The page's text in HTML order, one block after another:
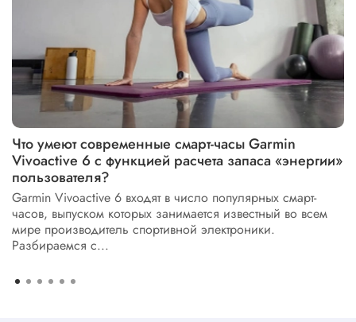
Что умеют современные смарт-часы Garmin
Vivoactive 6 с функцией расчета запаса «энергии»
пользователя?
Garmin Vivoactive 6 входят в число популярных смарт-
часов, выпуском которых занимается известный во всем
мире производитель спортивной электроники.
Разбираемся с...